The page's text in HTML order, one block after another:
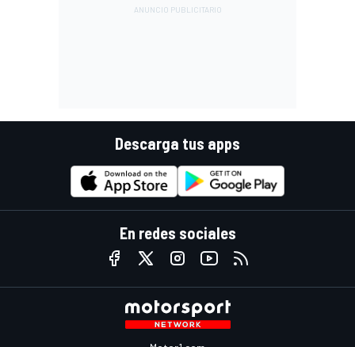
Descarga tus apps
En redes sociales